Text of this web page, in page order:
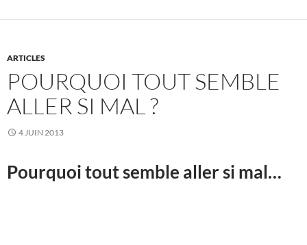
ARTICLES
POURQUOI TOUT SEMBLE
ALLER SI MAL ?
4 JUIN 2013
Pourquoi tout semble aller si mal…